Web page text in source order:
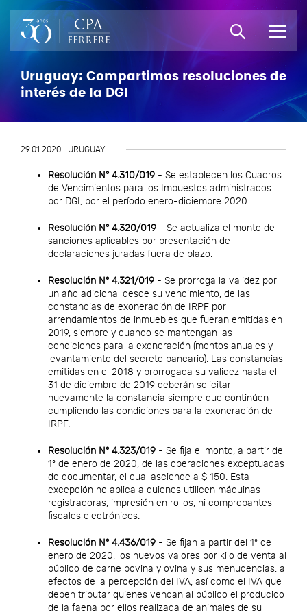
Uruguay: Compartimos resoluciones de
interés de la DGI
29.01.2020 URUGUAY
Resolución N° 4.310/019 - Se establecen los Cuadros
de Vencimientos para los Impuestos administrados
por DGI, por el período enero-diciembre 2020.
Resolución N° 4.320/019 - Se actualiza el monto de
sanciones aplicables por presentación de
declaraciones juradas fuera de plazo.
Resolución N° 4.321/019 - Se prorroga la validez por
un año adicional desde su vencimiento, de las
constancias de exoneración de IRPF por
arrendamientos de inmuebles que fueran emitidas en
2019, siempre y cuando se mantengan las
condiciones para la exoneración (montos anuales y
levantamiento del secreto bancario). Las constancias
emitidas en el 2018 y prorrogada su validez hasta el
31 de diciembre de 2019 deberán solicitar
nuevamente la constancia siempre que continúen
cumpliendo las condiciones para la exoneración de
IRPF.
Resolución N° 4.323/019 - Se fija el monto, a partir del
1º de enero de 2020, de las operaciones exceptuadas
de documentar, el cual asciende a $ 150. Esta
excepción no aplica a quienes utilicen máquinas
registradoras, impresión en rollos, ni comprobantes
fiscales electrónicos.
Resolución N° 4.436/019 - Se fijan a partir del 1º de
enero de 2020, los nuevos valores por kilo de venta al
público de carne bovina y ovina y sus menudencias, a
efectos de la percepción del IVA, así como el IVA que
deben tributar quienes vendan al público el producido
de la faena por ellos realizada de animales de su